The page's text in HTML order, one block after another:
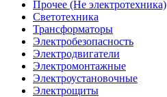
Прочее (Не электротехника)
Светотехника
Трансформаторы
Электробезопасность
Электродвигатели
Электромонтажные
Электроустановочные
Электрощиты